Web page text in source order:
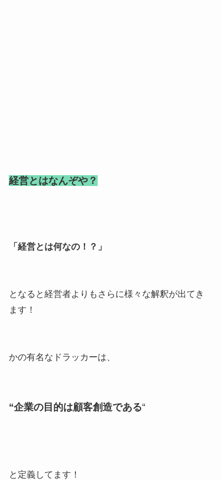
経営とはなんぞや？
「経営とは何なの！？」
となると経営者よりもさらに様々な解釈が出てき
ます！
かの有名なドラッカーは、
“企業の目的は顧客創造である“
と定義してます！